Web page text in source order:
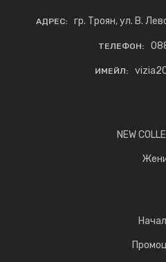
АДРЕС: гр. Троян, ул. В.
ТЕЛЕФОН:
ИМЕЙЛ:
NEW